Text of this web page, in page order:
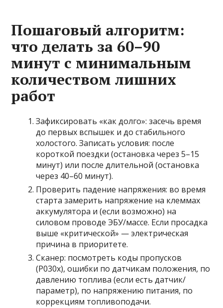
Пошаговый алгоритм:
что делать за 60–90
минут с минимальным
количеством лишних
работ
Зафиксировать «как долго»: засечь время
до первых вспышек и до стабильного
холостого. Записать условия: после
короткой поездки (остановка через 5–15
минут) или после длительной (остановка
через 40–60 минут).
Проверить падение напряжения: во время
старта замерить напряжение на клеммах
аккумулятора и (если возможно) на
силовом проводе ЭБУ/массе. Если просадка
выше «критической» — электрическая
причина в приоритете.
Сканер: посмотреть коды пропусков
(P030x), ошибки по датчикам положения, по
давлению топлива (если есть датчик/
параметр), по напряжению питания, по
коррекциям топливоподачи.